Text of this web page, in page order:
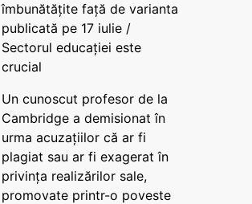
îmbunătățite față de varianta
publicată pe 17 iulie /
Sectorul educației este
crucial
Un cunoscut profesor de la
Cambridge a demisionat în
urma acuzațiilor că ar fi
plagiat sau ar fi exagerat în
privința realizărilor sale,
promovate printr-o poveste